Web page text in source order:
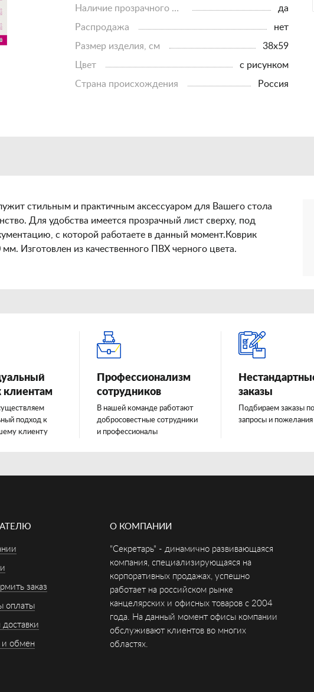
Наличие прозрачного верхнего листа
да
Распродажа
нет
Размер изделия, см
38х59
Цвет
с рисунком
Страна происхождения
россия
стильным и практичным аксессуаром для Вашего стола
Для удобства имеется прозрачный лист сверху, под
с которой работаете в данный момент.Коврик
Изготовлен из качественного ПВХ черного цвета.
клиентам
подход к
клиенту
Профессионализм
сотрудников
В нашей команде работают
добросовестные сотрудники
и профессионалы
заказы
Подбираем заказы
запросы и пожелания
заказ
оплаты
доставки
и обмен
О КОМПАНИИ
"Секретарь" - динамично развивающаяся
компания, специализирующаяся на
корпоративных продажах, успешно
работает на российском рынке
канцелярских и офисных товаров с 2004
года. На данный момент офисы компании
обслуживают клиентов во многих
областях.